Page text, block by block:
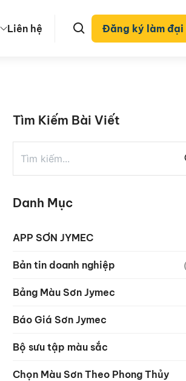
Liên hệ Đăng ký làm đại
Tìm Kiếm Bài Viết
Danh Mục
APP SƠN JYMEC
Bản tin doanh nghiệp
Bảng Màu Sơn Jymec
Báo Giá Sơn Jymec
Bộ sưu tập màu sắc
Chọn Màu Sơn Theo Phong Thủy